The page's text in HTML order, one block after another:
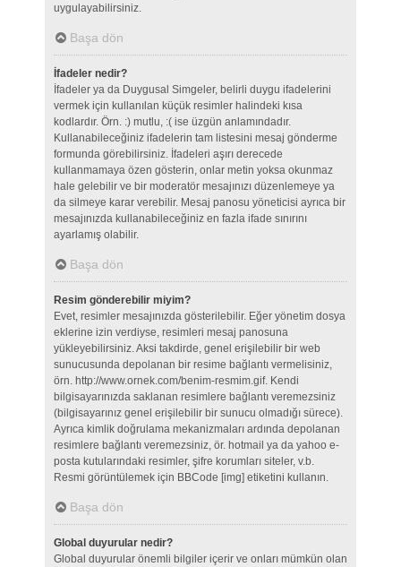
uygulayabilirsiniz.
Başa dön
İfadeler nedir?
İfadeler ya da Duygusal Simgeler, belirli duygu ifadelerini
vermek için kullanılan küçük resimler halindeki kısa
kodlardır. Örn. :) mutlu, :( ise üzgün anlamındadır.
Kullanabileceğiniz ifadelerin tam listesini mesaj gönderme
formunda görebilirsiniz. İfadeleri aşırı derecede
kullanmamaya özen gösterin, onlar metin yoksa okunmaz
hale gelebilir ve bir moderatör mesajınızı düzenlemeye ya
da silmeye karar verebilir. Mesaj panosu yöneticisi ayrıca bir
mesajınızda kullanabileceğiniz en fazla ifade sınırını
ayarlamış olabilir.
Başa dön
Resim gönderebilir miyim?
Evet, resimler mesajınızda gösterilebilir. Eğer yönetim dosya
eklerine izin verdiyse, resimleri mesaj panosuna
yükleyebilirsiniz. Aksi takdirde, genel erişilebilir bir web
sunucusunda depolanan bir resime bağlantı vermelisiniz,
örn. http://www.ornek.com/benim-resmim.gif. Kendi
bilgisayarınızda saklanan resimlere bağlantı veremezsiniz
(bilgisayarınız genel erişilebilir bir sunucu olmadığı sürece).
Ayrıca kimlik doğrulama mekanizmaları ardında depolanan
resimlere bağlantı veremezsiniz, ör. hotmail ya da yahoo e-
posta kutularındaki resimler, şifre korumları siteler, v.b.
Resmi görüntülemek için BBCode [img] etiketini kullanın.
Başa dön
Global duyurular nedir?
Global duyurular önemli bilgiler içerir ve onları mümkün olan